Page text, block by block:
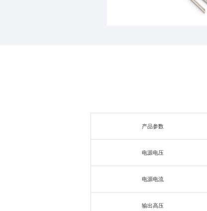
产品参数
电源电压
电源电流
输出高压